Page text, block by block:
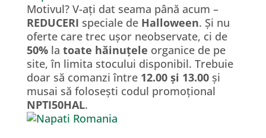
Motivul? V-ați dat seama până acum –
REDUCERI speciale de Halloween. Și nu
oferte care trec ușor neobservate, ci de
50%la toate hăinuțele organice de pe
site, în limita stocului disponibil. Trebuie
doar să comanzi între 12.00 și 13.00și
musai să folosești codul promoțional
NPTI50HAL.